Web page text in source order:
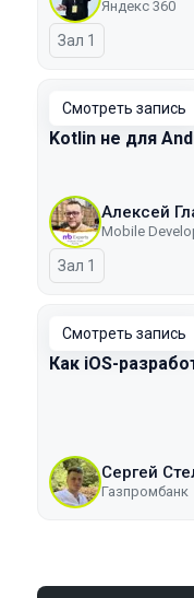
Яндекс 360
Зал 1
Смотреть запись
Kotlin не для
Mobile
Зал 1
Смотреть запись
Как iOS-
Сергей
Газпромбанк